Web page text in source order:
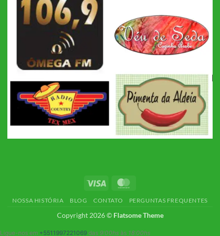
Visa
NOSSA HISTÓRIA BLOG CONTATO PERGUNTAS FREQUENTES
Copyright 2026 © Flatsome Theme
Ligue-nos em +5511997221069 das 9:00hs às 18:00hs